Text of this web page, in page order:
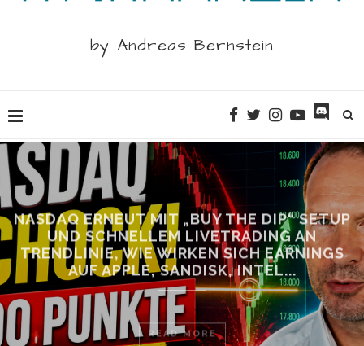
by Andreas Bernstein
NASDAQ ERNEUT MIT „BUY THE DIP“ SETUP
UND SCHNELLEM LIVETRADING AN
TRENDLINIE, WIE WIRKEN SICH EARNINGS
AUF APPLE, SANDISK, INTEL...
READ MORE